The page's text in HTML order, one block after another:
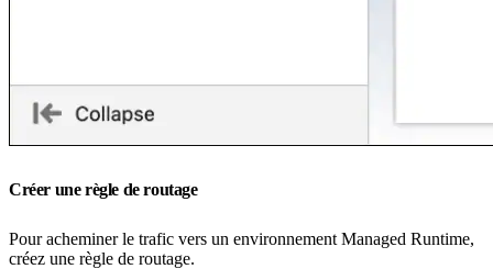
Créer une règle de routage
Pour acheminer le trafic vers un environnement Managed Runtime,
créez une règle de routage.